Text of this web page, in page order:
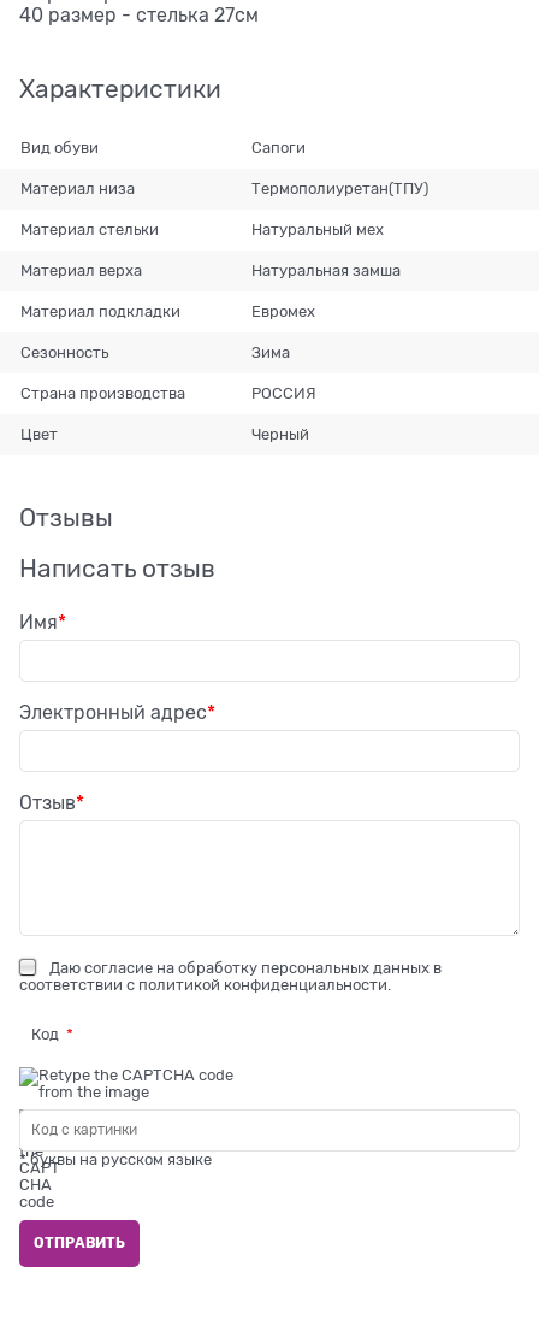
40 размер - стелька 27см
Характеристики
Вид обуви Сапоги
Материал низа Термополиуретан(ТПУ)
Материал стельки Натуральный мех
Материал верха Натуральная замша
Материал подкладки Евромех
Сезонность Зима
Страна производства РОССИЯ
Цвет Черный
Отзывы
Написать отзыв
Имя
Электронный адрес
Отзыв
Даю согласие на обработку персональных данных в
соответствии с политикой конфиденциальности.
Код
* буквы на русском языке